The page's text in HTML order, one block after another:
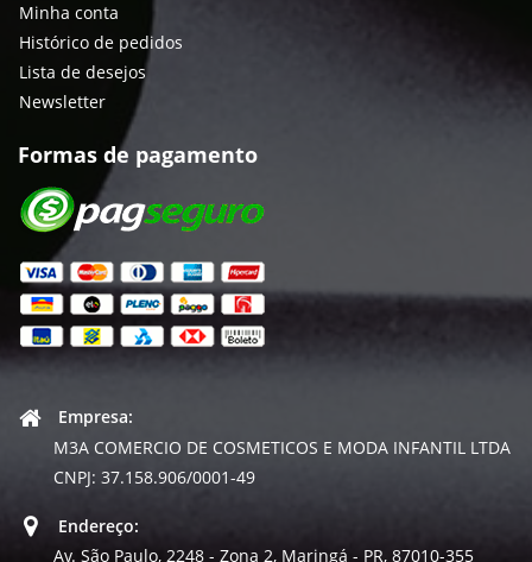
Minha conta
Histórico de pedidos
Lista de desejos
Newsletter
Formas de pagamento
Empresa:
M3A COMERCIO DE COSMETICOS E MODA INFANTIL LTDA
CNPJ: 37.158.906/0001-49
Endereço:
Av. São Paulo, 2248 - Zona 2, Maringá - PR, 87010-355